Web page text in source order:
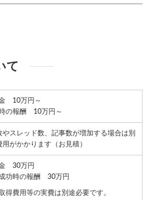
て
10万円～
の報酬 10万円～
やスレッド数、記事数が増加する場合は別
用がかかります（お見積）
30万円
功時の報酬 30万円
得費用等の実費は別途必要です。